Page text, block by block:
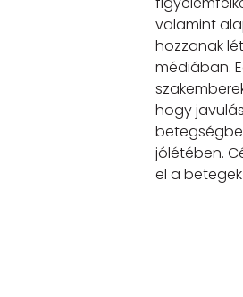
valamint
hozzanak
médiában.
hogy
jólétében.
el a